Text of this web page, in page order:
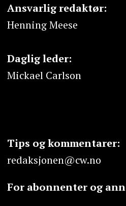
Ansvarlig redaktør:
Henning Meese
Daglig leder:
Mickael Carlson
Tips og kommentarer:
redaksjonen@cw.no
For abonnenter og